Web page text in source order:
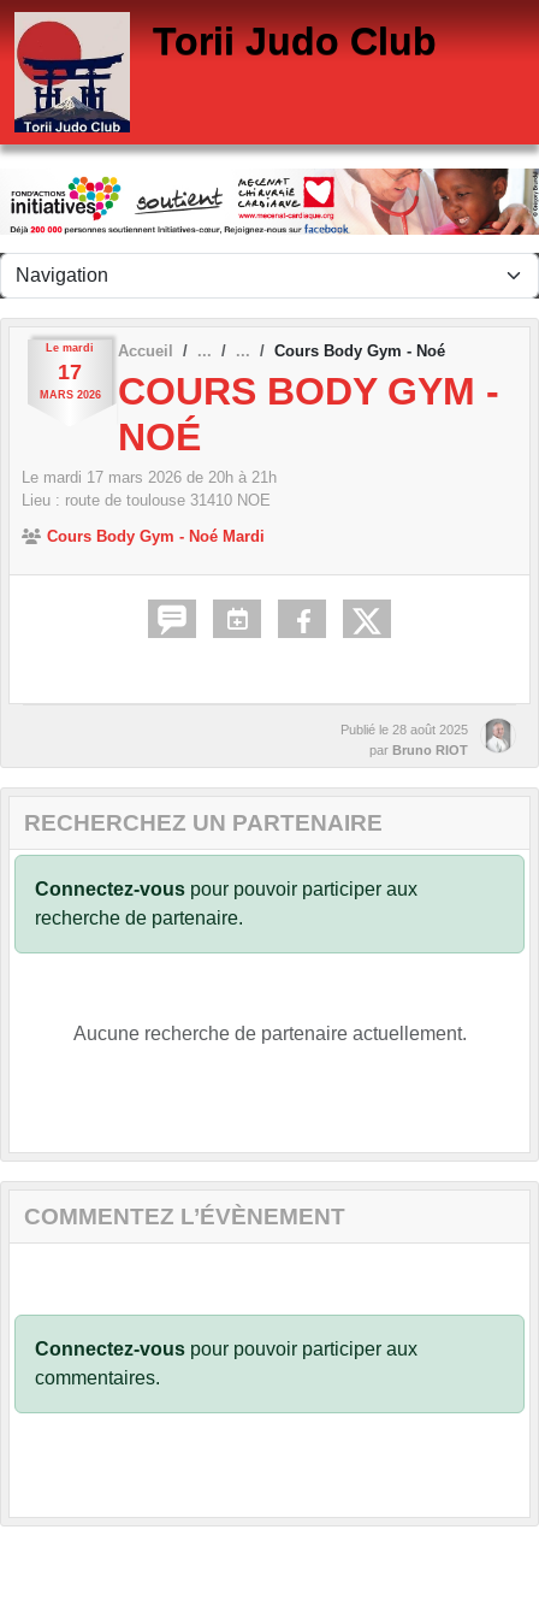
Torii Judo Club
Le mardi
17
MARS 2026
Accueil Cours Body Gym - Noé
COURS BODY GYM -
NOÉ
Le mardi 17 mars 2026 de 20h à 21h
Lieu : route de toulouse 31410 NOE
Cours Body Gym - Noé Mardi
Publié le 28 août 2025
par Bruno RIOT
RECHERCHEZ UN PARTENAIRE
Connectez-vous pour pouvoir participer aux
recherche de partenaire.
Aucune recherche de partenaire actuellement.
COMMENTEZ L’ÉVÈNEMENT
Connectez-vous pour pouvoir participer aux
commentaires.
Panneau de gestion des cookies